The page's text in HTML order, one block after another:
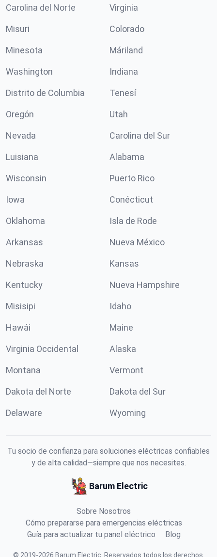
Carolina del Norte Virginia
Misuri Colorado
Minesota Máriland
Washington Indiana
Distrito de Columbia Tenesí
Oregón Utah
Nevada Carolina del Sur
Luisiana Alabama
Wisconsin Puerto Rico
Iowa Conécticut
Oklahoma Isla de Rode
Arkansas Nueva México
Nebraska Kansas
Kentucky Nueva Hampshire
Misisipi Idaho
Hawái Maine
Virginia Occidental Alaska
Montana Vermont
Dakota del Norte Dakota del Sur
Delaware Wyoming
Tu socio de confianza para soluciones eléctricas confiables
y de alta calidad—siempre que nos necesites.
Barum Electric
Sobre Nosotros
Cómo prepararse para emergencias eléctricas
Guía para actualizar tu panel eléctrico
Blog
© 2019-2026 Barum Electric Reservados todos los derechos.